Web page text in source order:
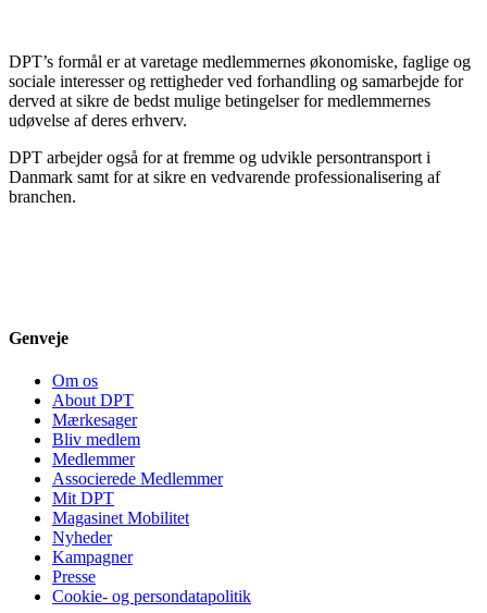
DPT’s formål er at varetage medlemmernes økonomiske, faglige og
sociale interesser og rettigheder ved forhandling og samarbejde for
derved at sikre de bedst mulige betingelser for medlemmernes
udøvelse af deres erhverv.
DPT arbejder også for at fremme og udvikle persontransport i
Danmark samt for at sikre en vedvarende professionalisering af
branchen.
Genveje
Om os
About DPT
Mærkesager
Bliv medlem
Medlemmer
Associerede Medlemmer
Mit DPT
Magasinet Mobilitet
Nyheder
Kampagner
Presse
Cookie- og persondatapolitik